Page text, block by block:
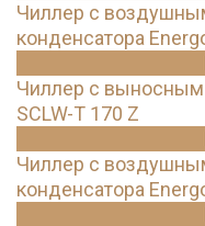
Чиллер с
конденсатора
Чиллер с выносным
SCLW-T 170 Z
Чиллер с
конденсатора